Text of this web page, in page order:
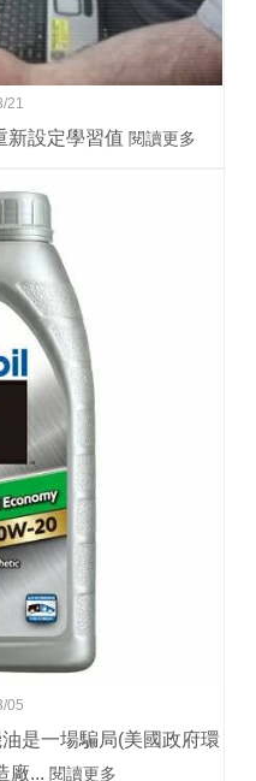
21
新設定學習值 閱讀更多
05
是一場騙局(美國政府環
廠... 閱讀更多